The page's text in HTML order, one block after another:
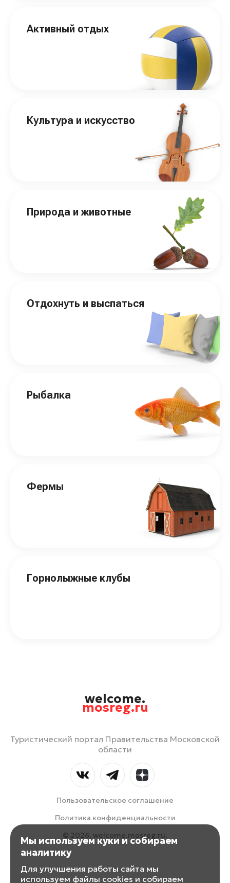
Активный отдых
Культура и искусство
Природа и животные
Отдохнуть и выспаться
Рыбалка
Фермы
Горнолыжные клубы
welcome.
mosreg.ru
Туристический портал Правительства Московской
области
Пользовательское соглашение
Политика конфиденциальности
© 2026, welcome.mosreg.ru.
Мы используем куки и собираем
аналитику
Для улучшения работы сайта мы
используем файлы cookies и собираем